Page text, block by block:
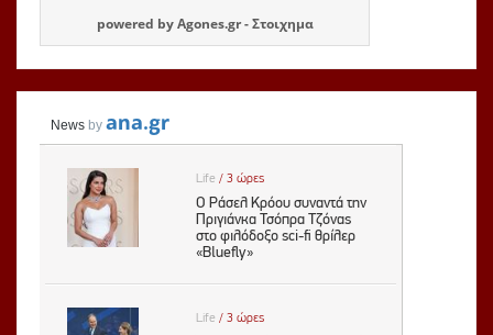
powered byAgones.gr-Στοιχημα